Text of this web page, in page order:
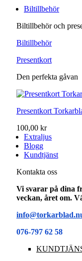
Biltillbehör
Biltillbehör och
Biltillbehör
Presentkort
Den perfekta gåvan
Presentkort
100,00 kr
Extraljus
Blogg
Kundtjänst
Kontakta oss
Vi svarar på dina
veckan, året om.
076-797 62 58